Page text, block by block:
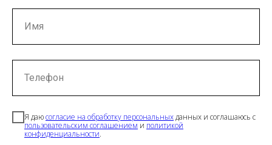
Имя
Телефон
Я даюсогласие на обработку персональныхданных и соглашаюсь с
пользовательским соглашением и политикой
конфиденциальности.